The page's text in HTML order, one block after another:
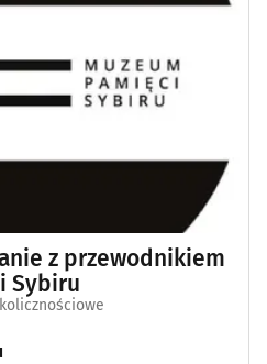
z przewodnikiem
Sybiru